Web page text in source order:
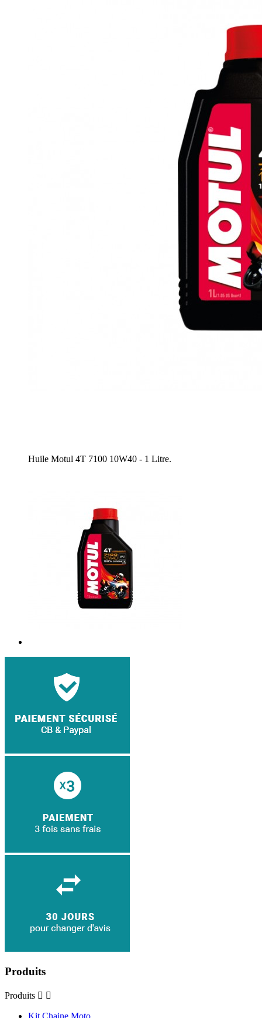
Huile Motul 4T 7100 10W40 - 1 Litre.
Produits
Produits  